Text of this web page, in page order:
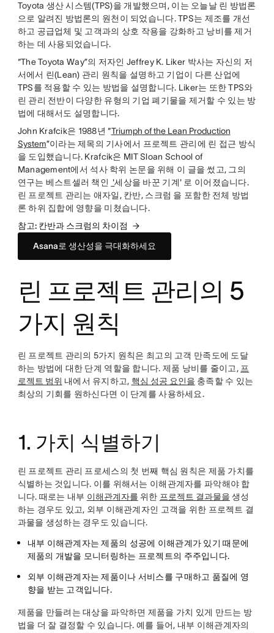
Toyota 생산 시스템(TPS)을 개발했으며, 이는 오늘날 린 방법론
으로 알려진 방법론의 원천이 되었습니다. TPS는 제조를 개선
하고 공급업체 및 고객과의 상호 작용을 강화하고 낭비를 제거
하는 데 사용되었습니다.
“The Toyota Way”의 저자인 Jeffrey K. Liker 박사는 자신의 저
서에서 린(Lean) 관리 원칙을 설명하고 기업이 다른 산업에
TPS를 적용할 수 있는 방법을 설명합니다. Liker는 또한 TPS와
린 관리 전반이 다양한 유형의 기업 폐기물을 제거할 수 있는 방
법에 대해서도 설명합니다.
John Krafcik은 1988년 “Triumph of the Lean Production
System”이라는 제목의 기사에서 프로젝트 관리에 린 접근 방식
을 도입했습니다. Krafcik은 MIT Sloan School of
Management에서 석사 학위 논문을 위해 이 글을 썼고, 그의
연구는 베스트셀러 책인 '세상을 바꾼 기계' 로 이어졌습니다.
린 프로젝트 관리는 애자일, 칸반, 스크럼 을 포함한 전체 방법
론 하위 집합에 영향을 미쳤습니다.
참고: 칸반과 스크럼의 차이점
Asana로 생산성을 극대화하세요
린 프로젝트 관리의 5
가지 원칙
린 프로젝트 관리의 5가지 원칙은 최고의 고객 만족도에 도달
하는 방법에 대한 단계 역할을 합니다. 제품 낭비를 줄이고, 프
로젝트 범위 내에서 유지하고, 핵심 성공 요인을 충족할 수 있는
최상의 기회를 원하신다면 이 단계를 사용하세요.
1. 가치 식별하기
린 프로젝트 관리 프로세스의 첫 번째 핵심 원칙은 제품 가치를
식별하는 것입니다. 이를 위해서는 이해관계자를 파악해야 합
니다. 때로는 내부 이해관계자를 위한 프로젝트 결과물을 생성
하는 경우도 있고, 외부 이해관계자인 고객을 위한 프로젝트 결
과물을 생성하는 경우도 있습니다.
내부 이해관계자는 제품의 성공에 이해관계가 있기 때문에
제품의 개발을 모니터링하는 프로젝트의 주주입니다.
외부 이해관계자는제품이나 서비스를 구매하고 품질에 영
향을 받는 고객입니다.
제품을 만들려는 대상을 파악하면 제품을 가치 있게 만드는 방
법을 더 잘 결정할 수 있습니다. 예를 들어, 내부 이해관계자의